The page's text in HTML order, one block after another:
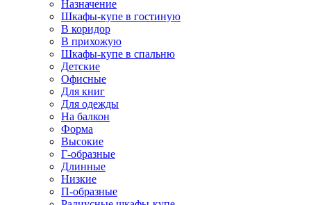
Назначение
Шкафы-купе в гостиную
В коридор
В прихожую
Шкафы-купе в спальню
Детские
Офисные
Для книг
Для одежды
На балкон
Форма
Высокие
Г-образные
Длинные
Низкие
П-образные